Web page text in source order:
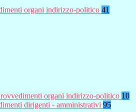
organi indirizzo-politico 41
organi indirizzo-politico 10
dirigenti - amministrativi 95